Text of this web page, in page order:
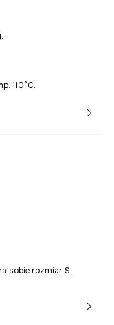
110°C.
sobie rozmiar S.